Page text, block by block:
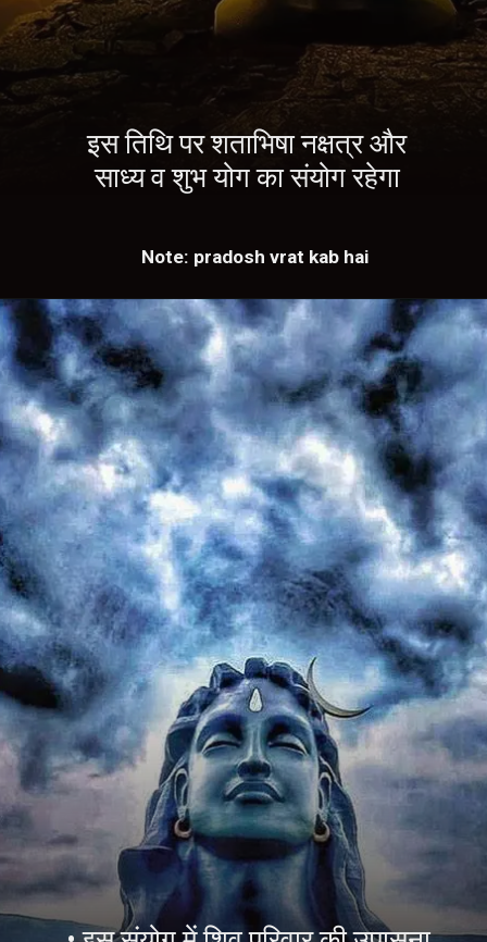
इस तिथि पर शताभिषा नक्षत्र और
साध्य व शुभ योग का संयोग रहेगा
Note: pradosh vrat kab hai